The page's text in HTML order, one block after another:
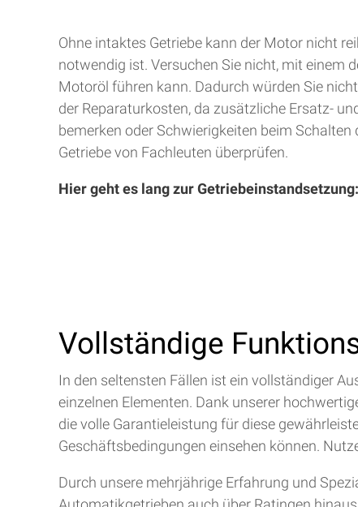
Ohne intaktes Getriebe kann der Motor nicht
notwendig ist. Versuchen Sie nicht, mit einem
Motoröl führen kann. Dadurch würden Sie
der Reparaturkosten, da zusätzliche Ersatz-
bemerken oder Schwierigkeiten beim
Getriebe von Fachleuten überprüfen.
Hier geht es lang zur Getriebeinstandsetzung:
Vollständige
In den seltensten Fällen ist ein vollständiger
einzelnen Elementen. Dank unserer
die volle Garantieleistung für diese
Geschäftsbedingungen einsehen können.
Durch unsere mehrjährige Erfahrung und